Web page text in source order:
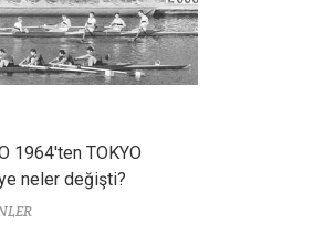
1964'ten TOKYO
neler değişti?